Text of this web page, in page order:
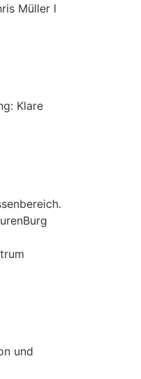
Müller I
Klare
und